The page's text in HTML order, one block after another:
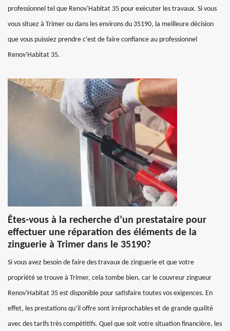
professionnel tel que Renov'Habitat 35 pour exécuter les travaux. Si vous
vous situez à Trimer ou dans les environs du 35190, la meilleure décision
que vous puissiez prendre c’est de faire confiance au professionnel
Renov'Habitat 35.
Êtes-vous à la recherche d’un prestataire pour
effectuer une réparation des éléments de la
zinguerie à Trimer dans le 35190?
Si vous avez besoin de faire des travaux de zinguerie et que votre
propriété se trouve à Trimer, cela tombe bien, car le couvreur zingueur
Renov'Habitat 35 est disponible pour satisfaire toutes vos exigences. En
effet, les prestations qu’il offre sont irréprochables et de grande qualité
avec des tarifs très compétitifs. Quel que soit votre situation financière, les